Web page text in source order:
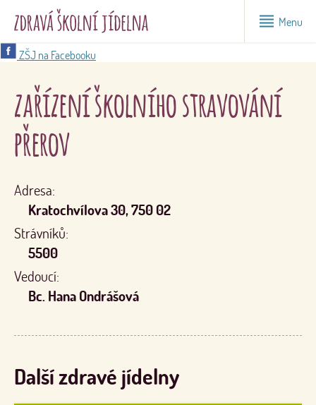
Menu
ZŠJ na Facebooku
zařízení školního stravování
přerov
Adresa:
Kratochvílova 30, 750 02
Strávníků:
5500
Vedoucí:
Bc. Hana Ondrášová
Další zdravé jídelny